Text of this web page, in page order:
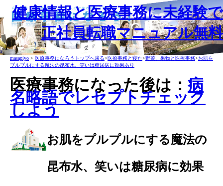
健康情報と医療事務に未経験で
正社員転職マニュアル無料
masapiyo > 医療事務になろうトップへ戻る>医療事務と寝た>野菜、果物と医療事務>お肌を
プルプルにする魔法の昆布水、笑いは糖尿病に効果あり
医療事務になった後は： 病
名略語でレセプトチェック
しよう
お肌をプルプルにする魔法の
昆布水、笑いは糖尿病に効果